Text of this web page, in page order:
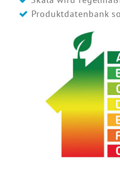
Produktdatenbank